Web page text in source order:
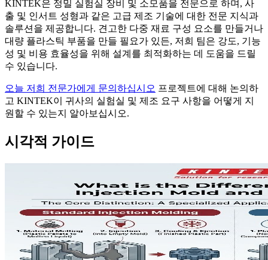
KINTEK은 정밀 실험실 장비 및 소모품을 전문으로 하며, 사
출 및 인서트 성형과 같은 고급 제조 기술에 대한 전문 지식과
솔루션을 제공합니다. 견고한 다중 재료 구성 요소를 만들거나
대량 플라스틱 부품을 만들 필요가 있든, 저희 팀은 강도, 기능
성 및 비용 효율성을 위해 설계를 최적화하는 데 도움을 드릴
수 있습니다.
오늘 저희 전문가에게 문의하십시오 프로젝트에 대해 논의하
고 KINTEK이 귀사의 실험실 및 제조 요구 사항을 어떻게 지
원할 수 있는지 알아보십시오.
시각적 가이드